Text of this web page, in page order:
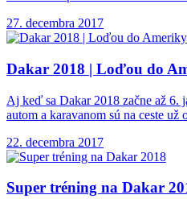
27. decembra 2017
Dakar 2018 | Loďou do
Aj keď sa Dakar 2018 začne až 6.
autom a karavanom sú na ceste
22. decembra 2017
Super tréning na Dakar